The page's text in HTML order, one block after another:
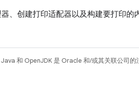
、创建打印适配器以及构建要打印的
和 OpenJDK 是 Oracle 和/或其关联公司的